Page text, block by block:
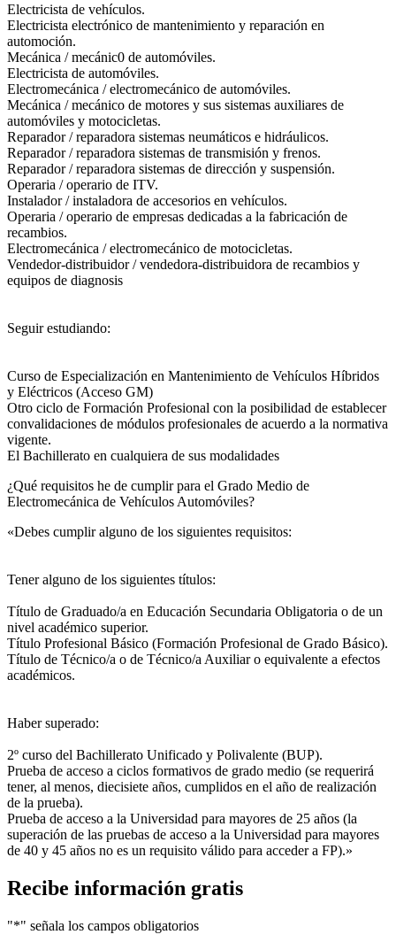
Electricista de vehículos.
Electricista electrónico de mantenimiento y reparación en
automoción.
Mecánica / mecánic0 de automóviles.
Electricista de automóviles.
Electromecánica / electromecánico de automóviles.
Mecánica / mecánico de motores y sus sistemas auxiliares de
automóviles y motocicletas.
Reparador / reparadora sistemas neumáticos e hidráulicos.
Reparador / reparadora sistemas de transmisión y frenos.
Reparador / reparadora sistemas de dirección y suspensión.
Operaria / operario de ITV.
Instalador / instaladora de accesorios en vehículos.
Operaria / operario de empresas dedicadas a la fabricación de
recambios.
Electromecánica / electromecánico de motocicletas.
Vendedor-distribuidor / vendedora-distribuidora de recambios y
equipos de diagnosis
Seguir estudiando:
Curso de Especialización en Mantenimiento de Vehículos Híbridos
y Eléctricos (Acceso GM)
Otro ciclo de Formación Profesional con la posibilidad de establecer
convalidaciones de módulos profesionales de acuerdo a la normativa
vigente.
El Bachillerato en cualquiera de sus modalidades
¿Qué requisitos he de cumplir para el Grado Medio de
Electromecánica de Vehículos Automóviles?
«Debes cumplir alguno de los siguientes requisitos:
Tener alguno de los siguientes títulos:
Título de Graduado/a en Educación Secundaria Obligatoria o de un
nivel académico superior.
Título Profesional Básico (Formación Profesional de Grado Básico).
Título de Técnico/a o de Técnico/a Auxiliar o equivalente a efectos
académicos.
Haber superado:
2º curso del Bachillerato Unificado y Polivalente (BUP).
Prueba de acceso a ciclos formativos de grado medio (se requerirá
tener, al menos, diecisiete años, cumplidos en el año de realización
de la prueba).
Prueba de acceso a la Universidad para mayores de 25 años (la
superación de las pruebas de acceso a la Universidad para mayores
de 40 y 45 años no es un requisito válido para acceder a FP).»
Recibe información gratis
"*" señala los campos obligatorios